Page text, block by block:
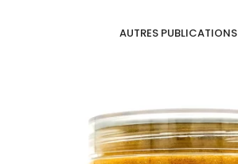
AUTRES PUBLICATIONS